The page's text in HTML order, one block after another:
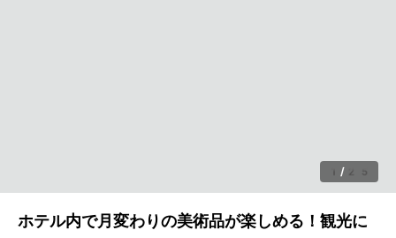
1 / 25
ホテル内で月変わりの美術品が楽しめる！観光に